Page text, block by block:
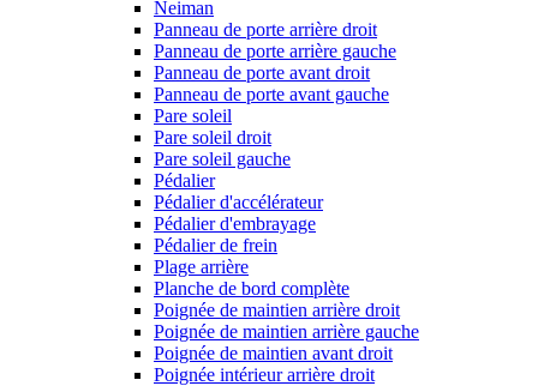
Neiman
Panneau de porte arrière droit
Panneau de porte arrière gauche
Panneau de porte avant droit
Panneau de porte avant gauche
Pare soleil
Pare soleil droit
Pare soleil gauche
Pédalier
Pédalier d'accélérateur
Pédalier d'embrayage
Pédalier de frein
Plage arrière
Planche de bord complète
Poignée de maintien arrière droit
Poignée de maintien arrière gauche
Poignée de maintien avant droit
Poignée intérieur arrière droit